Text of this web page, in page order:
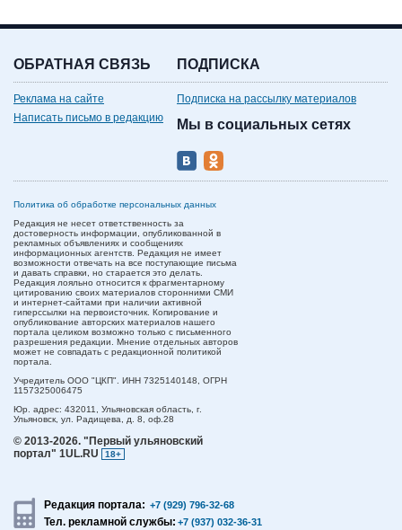
ОБРАТНАЯ СВЯЗЬ
Реклама на сайте
Написать письмо в редакцию
ПОДПИСКА
Подписка на рассылку материалов
Мы в социальных сетях
Политика об обработке персональных данных
Редакция не несет ответственность за
достоверность информации, опубликованной в
рекламных объявлениях и сообщениях
информационных агентств. Редакция не имеет
возможности отвечать на все поступающие письма
и давать справки, но старается это делать.
Редакция лояльно относится к фрагментарному
цитированию своих материалов сторонними СМИ
и интернет-сайтами при наличии активной
гиперссылки на первоисточник. Копирование и
опубликование авторских материалов нашего
портала целиком возможно только с письменного
разрешения редакции. Мнение отдельных авторов
может не совпадать с редакционной политикой
портала.
Учредитель ООО "ЦКП". ИНН 7325140148, ОГРН
1157325006475
Юр. адрес: 432011, Ульяновская область, г.
Ульяновск, ул. Радищева, д. 8, оф.28
© 2013-2026. "Первый ульяновский
портал" 1UL.RU
18+
Редакция портала: +7 (929) 796-32-68
Тел. рекламной службы: +7 (937) 032-36-31